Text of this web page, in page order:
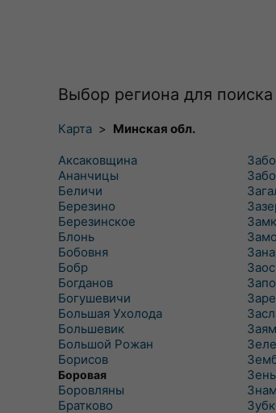
Выбор региона для
Карта > Минская обл.
Аксаковщина
Ананчицы
Беличи
Березино
Березинское
Блонь
Бобовня
Бобр
Богданов
Богушевичи
Большая Ухолода
Большевик
Большой Рожан
Борисов
Боровая
Боровляны
Братково